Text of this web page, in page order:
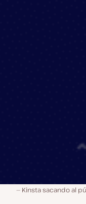
Kinsta sacando al